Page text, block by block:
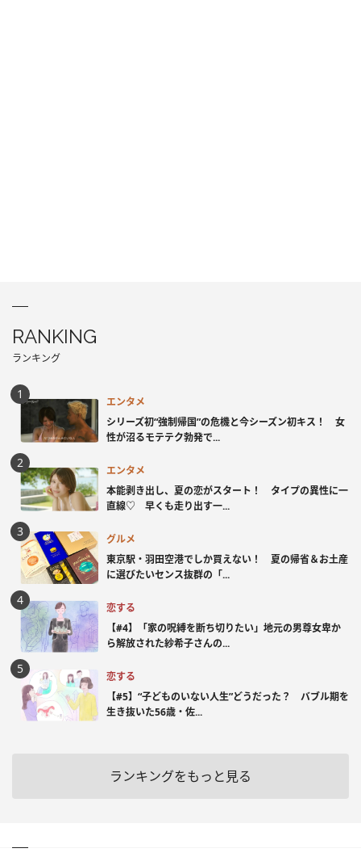
RANKING
ランキング
エンタメ
シリーズ初“強制帰国”の危機と今シーズン初キス！ 女
性が沼るモテテク勃発で...
エンタメ
本能剥き出し、夏の恋がスタート！ タイプの異性に一
直線♡ 早くも走り出す一...
グルメ
東京駅・羽田空港でしか買えない！ 夏の帰省＆お土産
に選びたいセンス抜群の「...
恋する
【#4】「家の呪縛を断ち切りたい」地元の男尊女卑か
ら解放された紗希子さんの...
恋する
【#5】“子どものいない人生”どうだった？ バブル期を
生き抜いた56歳・佐...
ランキングをもっと見る